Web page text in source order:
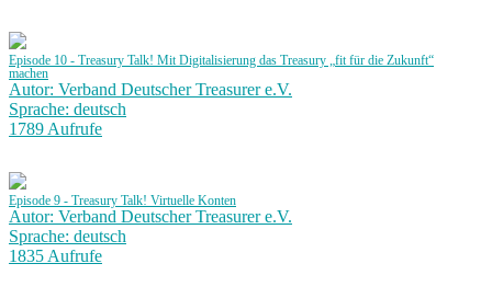
Episode 10 - Treasury Talk! Mit Digitalisierung das Treasury „fit für die Zukunft“
machen
Autor: Verband Deutscher Treasurer e.V.
Sprache: deutsch
1789 Aufrufe
Episode 9 - Treasury Talk! Virtuelle Konten
Autor: Verband Deutscher Treasurer e.V.
Sprache: deutsch
1835 Aufrufe